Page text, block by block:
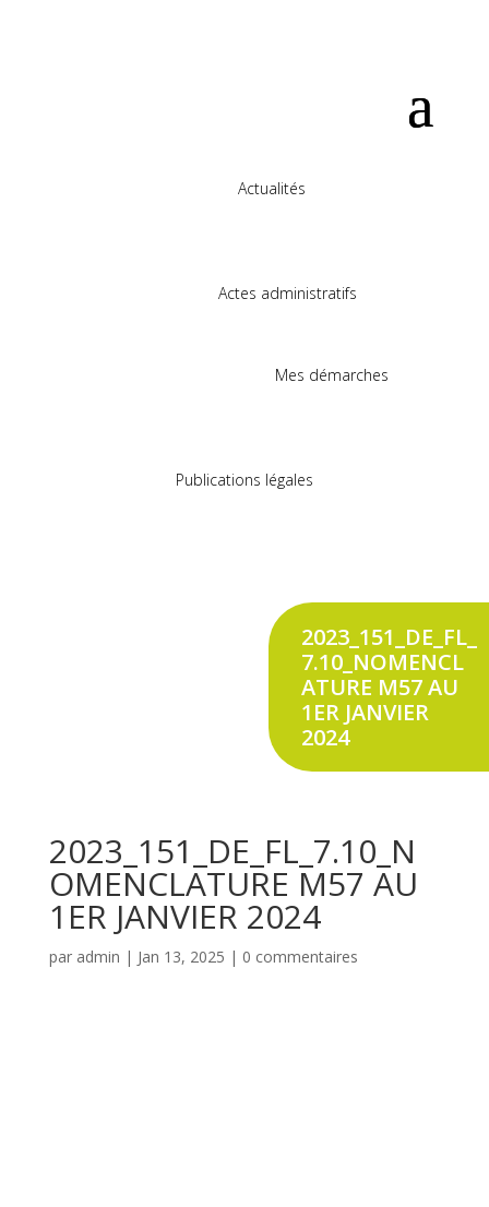
Actualités
Actes administratifs
Mes démarches
Publications légales
2023_151_DE_FL_
7.10_NOMENCL
ATURE M57 AU
1ER JANVIER
2024
2023_151_DE_FL_7.10_N
OMENCLATURE M57 AU
1ER JANVIER 2024
par admin | Jan 13, 2025 | 0 commentaires